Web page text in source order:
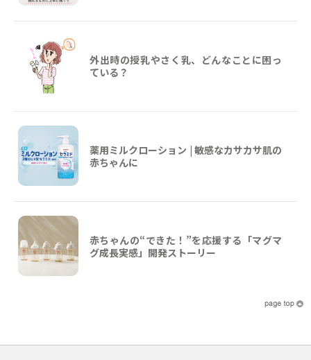
外出時の授乳やさく乳、どんなことに困っ
ている？
薬用ミルクローション | 敏感なカサカサ肌の
赤ちゃんに
赤ちゃんの“できた！”を応援する「マグマ
グ成長実感」開発ストーリー